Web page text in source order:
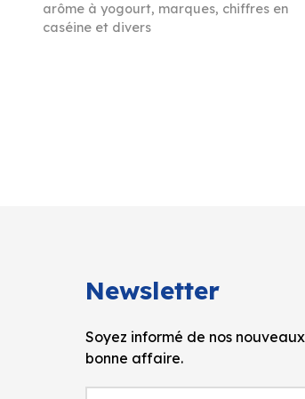
arôme à yogourt, marques, chiffres en
caséine et divers
Newsletter
Soyez informé de nos
bonne affaire.